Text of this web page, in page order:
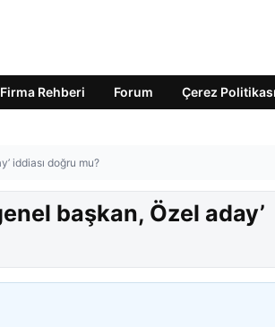
Firma Rehberi Forum Çerez Politikası
iddiası doğru mu?
başkan, Özel aday’